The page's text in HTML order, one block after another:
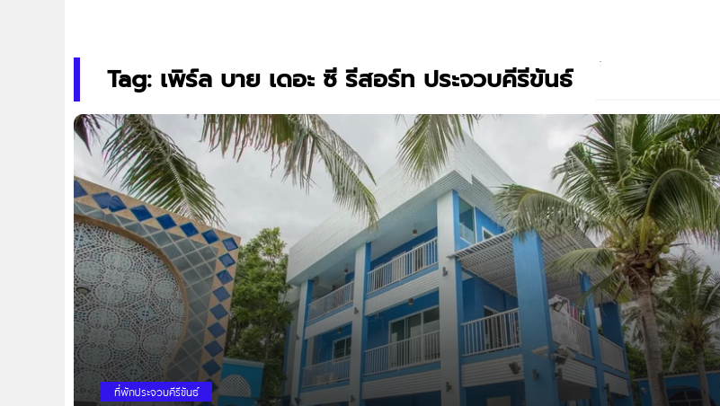
Tag: เพิร์ล บาย เดอะ ซี รีสอร์ท ประจวบคีรีขันธ์
ที่พักประจวบคีรีขันธ์